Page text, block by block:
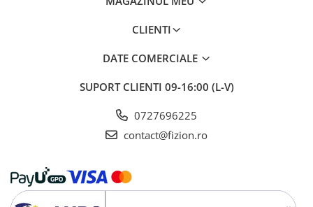
CLIENTI
DATE COMERCIALE
SUPORT CLIENTI 09-16:00 (L-V)
0727696225
contact@fizion.ro